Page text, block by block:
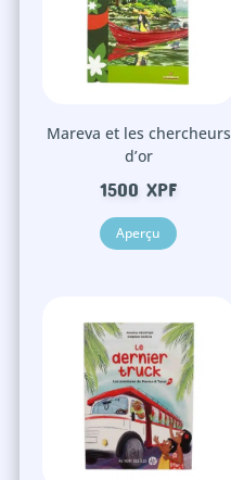
Mareva et les chercheurs
d’or
1500XPF
Aperçu